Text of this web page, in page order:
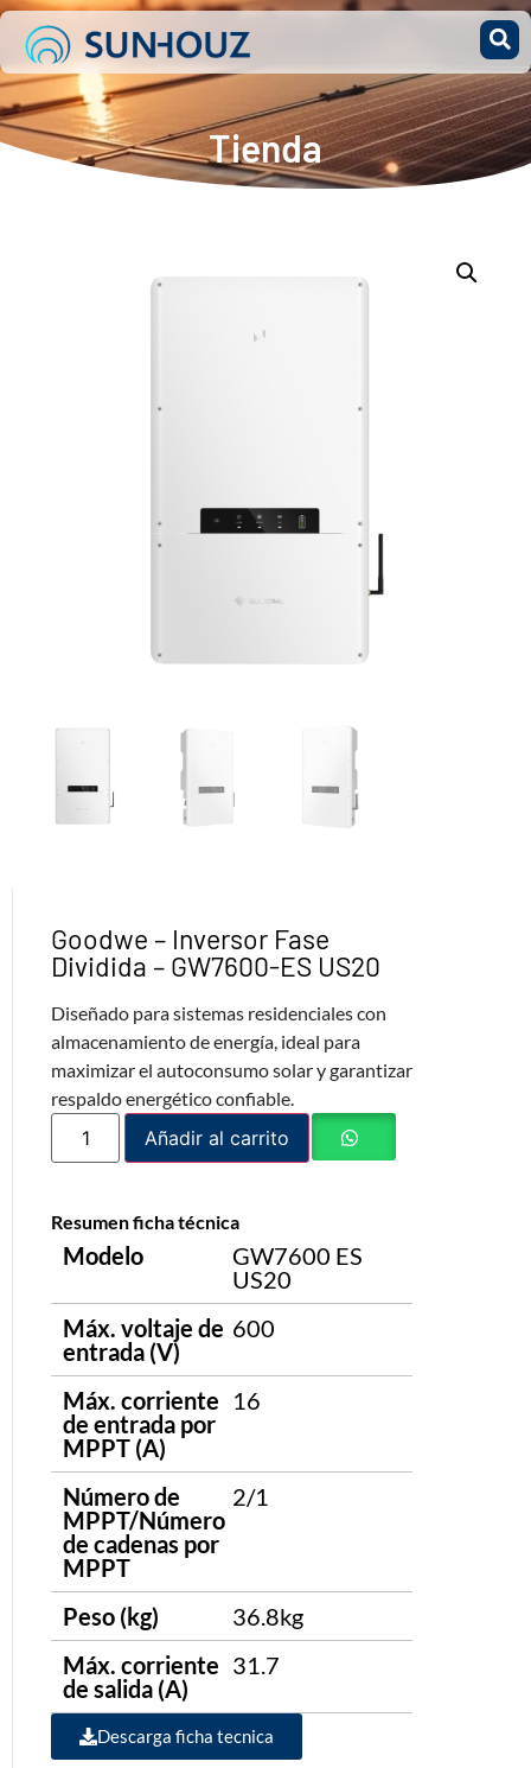
Tienda
Goodwe – Inversor Fase
Dividida – GW7600-ES US20
Diseñado para sistemas residenciales con
almacenamiento de energía, ideal para
maximizar el autoconsumo solar y garantizar
respaldo energético confiable.
Añadir al carrito
Resumen ficha técnica
Modelo
GW7600 ES
US20
Máx. voltaje de
entrada (V)
600
Máx. corriente
de entrada por
MPPT (A)
16
Número de
MPPT/Número
de cadenas por
MPPT
2/1
Peso (kg)
36.8kg
Máx. corriente
de salida (A)
31.7
Descarga ficha tecnica